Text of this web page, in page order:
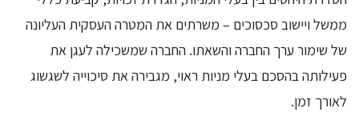
ממשל ויישוב סכסוכים – משרתים את המטרה העסקית העליונה
של שימור ערך החברה והשאתו. החברה שמשכילה לעגן את
פעילותה בהסכם בעלי מניות ראוי, מגבירה את סיכוייה לשגשוג
לאורך זמן.